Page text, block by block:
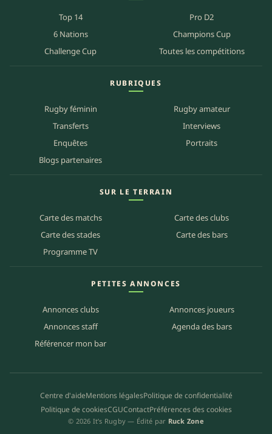
Top 14
Pro D2
6 Nations
Champions Cup
Challenge Cup
Toutes les compétitions
RUBRIQUES
Rugby féminin
Rugby amateur
Transferts
Interviews
Enquêtes
Portraits
Blogs partenaires
SUR LE TERRAIN
Carte des matchs
Carte des clubs
Carte des stades
Carte des bars
Programme TV
PETITES ANNONCES
Annonces clubs
Annonces joueurs
Annonces staff
Agenda des bars
Référencer mon bar
Centre d'aideMentions légalesPolitique de confidentialité
Politique de cookiesCGUContactPréférences des cookies
© 2026 It’s Rugby — Édité par Ruck Zone